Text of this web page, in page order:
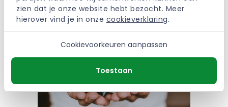
zien dat je onze website hebt bezocht. Meer
hierover vind je in onze cookieverklaring.
Cookievoorkeuren aanpassen
Toestaan